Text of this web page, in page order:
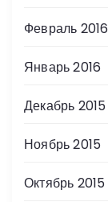
Февраль 2016
Январь 2016
Декабрь 2015
Ноябрь 2015
Октябрь 2015